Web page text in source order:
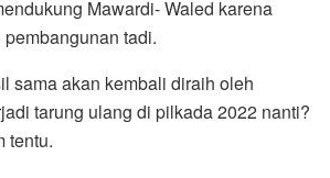
Mawardi- Waled karena
tadi.
sama akan kembali diraih oleh
tarung ulang di pilkada 2022 nanti?
tentu.